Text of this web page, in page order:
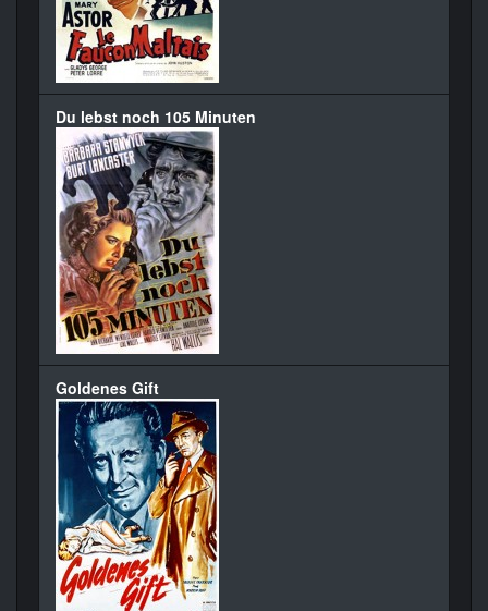
Du lebst noch 105 Minuten
Goldenes Gift